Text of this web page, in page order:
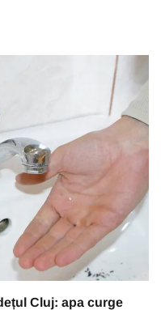
Cluj: apa curge